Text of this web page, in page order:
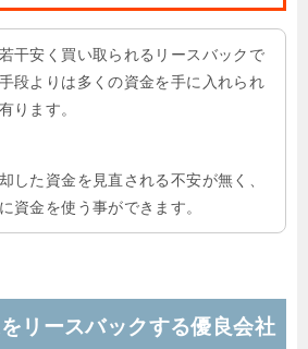
干安く買い取られるリースバックで
段よりは多くの資金を手に入れられ
ります。
した資金を見直される不安が無く、
資金を使う事ができます。
リースバックする優良会社